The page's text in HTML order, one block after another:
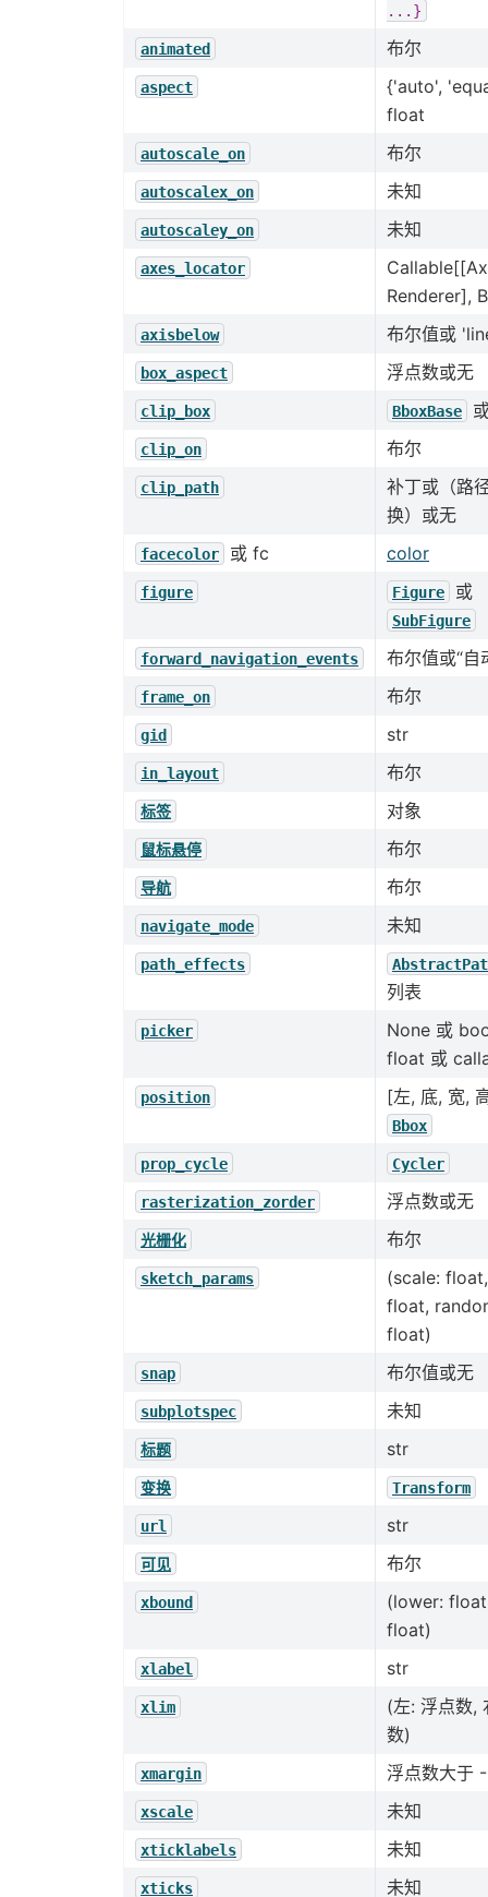
...}
animated 布尔
aspect
{'auto',
float
autoscale_on 布尔
autoscalex_on 未知
autoscaley_on 未知
axes_locator
Renderer],
axisbelow 布尔值或
box_aspect 浮点数或无
clip_box BboxBase
clip_on 布尔
clip_path
补丁或（路
换）或无
facecolor 或 fc color
figure Figure 或
SubFigure
forward_navigation_events 布尔值或“自
frame_on 布尔
gid str
in_layout 布尔
标签 对象
鼠标悬停 布尔
导航 布尔
navigate_mode 未知
path_effects
列表
picker
None 或
float 或
position [左, 底, 宽,
Bbox
prop_cycle Cycler
rasterization_zorder 浮点数或无
光栅化 布尔
sketch_params
(scale:
float,
float)
snap 布尔值或无
subplotspec 未知
标题 str
变换 Transform
url str
可见 布尔
xbound
(lower:
float)
xlabel str
xlim
(左: 浮点数,
数)
xmargin 浮点数大于
xscale 未知
xticklabels 未知
xticks 未知